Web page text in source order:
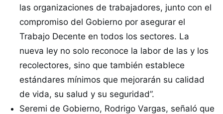
las organizaciones de trabajadores, junto con el
compromiso del Gobierno por asegurar el
Trabajo Decente en todos los sectores. La
nueva ley no solo reconoce la labor de las y los
recolectores, sino que también establece
estándares mínimos que mejorarán su calidad
de vida, su salud y su seguridad”.
Seremi de Gobierno, Rodrigo Vargas, señaló que